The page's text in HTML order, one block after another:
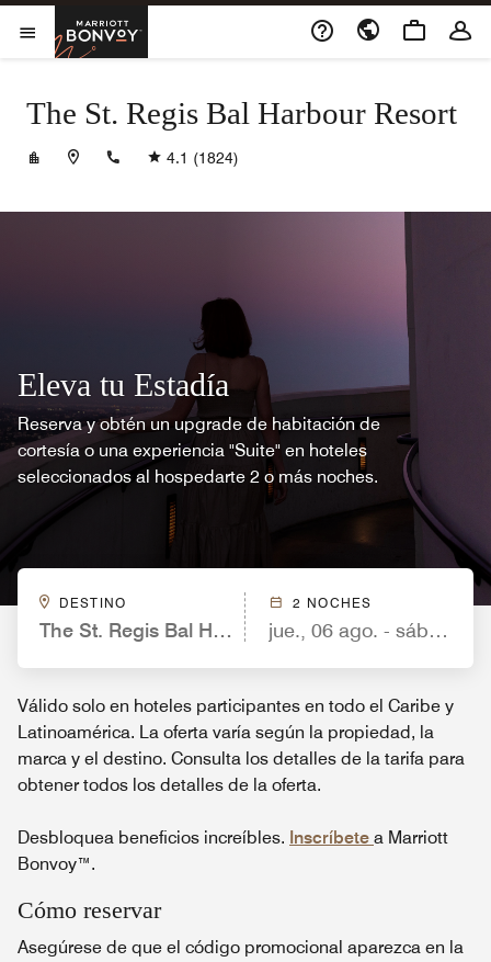
Skip to Content
Abrir el menú
Marriott Bonvoy
The St. Regis Bal Harbour Resort
+13059933300
4.1 (1824)
Eleva tu Estadía
Reserva y obtén un upgrade de habitación de
cortesía o una experiencia "Suite" en hoteles
seleccionados al hospedarte 2 o más noches.
DESTINO
The St. Regis Bal Harbour Resort
2 NOCHES
jue., 06 ago. - sáb., 08
Válido solo en hoteles participantes en todo el Caribe y
Latinoamérica. La oferta varía según la propiedad, la
marca y el destino. Consulta los detalles de la tarifa para
obtener todos los detalles de la oferta.
Desbloquea beneficios increíbles. Inscríbete a Marriott
Bonvoy™.
Cómo reservar
Asegúrese de que el código promocional aparezca en la